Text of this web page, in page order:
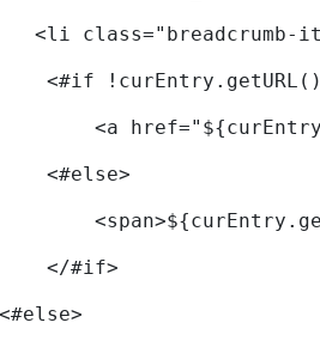
<li class="breadcrumb-
<#if
<a
<#else>
</#if>